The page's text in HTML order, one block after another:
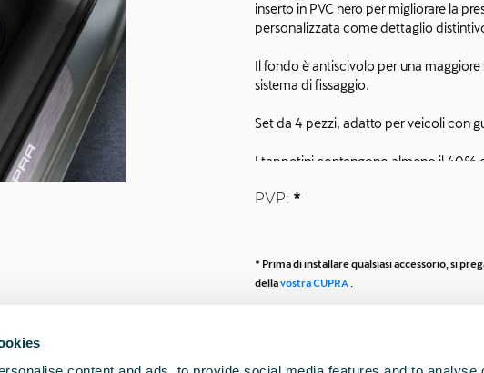
inserto in PVC nero per migliorare la
personalizzata come dettaglio
Il fondo è antiscivolo per una
sistema di fissaggio.
Set da 4 pezzi, adatto per veicoli con
I tappetini contengono almeno il 40%
PVP: *
* Prima di installare qualsiasi accessorio, si
dellavostra CUPRA